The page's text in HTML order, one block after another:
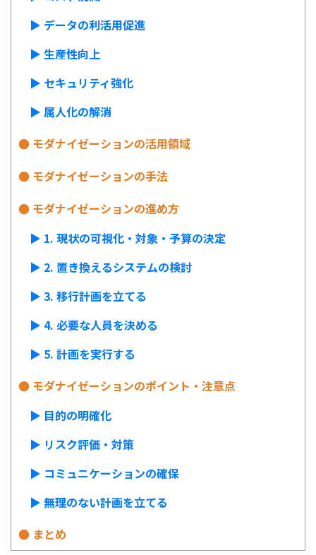
▶︎ データの利活用促進
▶︎ 生産性向上
▶︎ セキュリティ強化
▶︎ 属人化の解消
● モダナイゼーションの活用領域
● モダナイゼーションの手法
● モダナイゼーションの進め方
▶︎ 1. 現状の可視化・対象・予算の決定
▶︎ 2. 置き換えるシステムの検討
▶︎ 3. 移行計画を立てる
▶︎ 4. 必要な人員を決める
▶︎ 5. 計画を実行する
● モダナイゼーションのポイント・注意点
▶︎ 目的の明確化
▶︎ リスク評価・対策
▶︎ コミュニケーションの確保
▶︎ 無理のない計画を立てる
● まとめ